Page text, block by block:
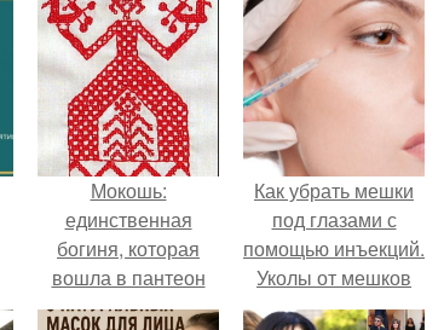
Мокошь:
единственная
богиня, которая
вошла в пантеон
князя Владимира.
Как убрать мешки
под глазами с
помощью инъекций.
Уколы от мешков
под глазами